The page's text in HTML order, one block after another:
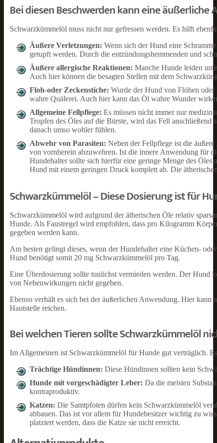
Bei diesen Beschwerden kann eine äußerliche
Schwarzkümmelöl muss nicht nur gefressen werden. Es hilft
Äußere Verletzungen: Wenn sich der Hund eine
getupft werden. Durch die entzündungshemmenden und
Äußere allergische Reaktionen: Manche Hunde leiden
Auch hier können die besagten Stellen mit dem
Floh-oder Zeckenstiche: Wurde der Hund von Flöhen oder
wahre Quälerei. Auch hier kann das Öl wahre Wunder
Allgemeine Fellpflege: Es müssen nicht immer nur
Tropfen des Öles auf die Bürste, wird das Fell
danach umso wohler fühlen.
Abwehr von Parasiten: Neben der Fellpflege ist die
von vornherein abzuwehren. Ist die innere Anwendung für
Hundehalter sollte sich hierfür eine geringe Menge des
Hund mit einem geringen Druck komplett ab. Die
Schwarzkümmelöl – Diese Dosierung ist für
Schwarzkümmelöl wird aufgrund der ätherischen Öle relativ
Hunde. Als Faustregel wird empfohlen, dass pro Kilogramm
gegeben werden kann.
Am besten gelingt dieses, wenn der Hundehalter eine Küchen-
Hund benötigt somit 20 mg Schwarzkümmelöl pro Tag.
Eine Überdosierung sollte tunlichst vermieden werden. Der Hund
von Nebenwirkungen nicht gegeben.
Ebenso verhält es sich bei der äußerlichen Anwendung. Hier
Hautstelle reichen.
Bei welchen Tieren sollte Schwarzkümmelöl
Im Allgemeinen ist Schwarzkümmelöl für Hunde gut verträglich.
Trächtige Hündinnen: Diese Hündinnen sollten kein
Hunde mit vorgeschädigter Leber: Da die meisten
kontraproduktiv.
Katzen: Die Samtpfoten dürfen kein Schwarzkümmelöl
abbauen. Das ist vor allem für Hundebesitzer wichtig zu
platziert werden, dass die Katze sie nicht erreicht.